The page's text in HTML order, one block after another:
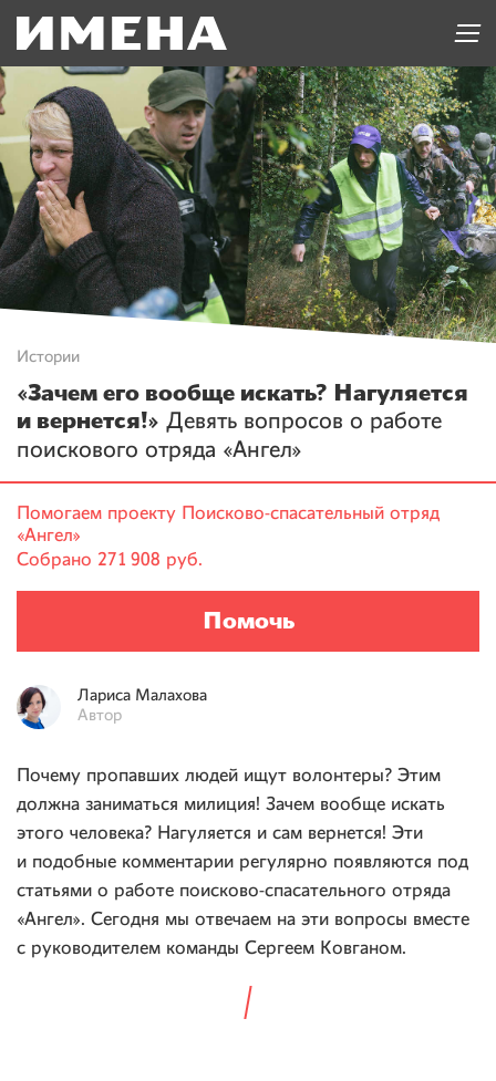
Истории
«Зачем его вообще искать? Нагуляется
и вернется!» Девять вопросов о работе
поискового отряда «Ангел»
Помогаем проекту Поисково-спасательный отряд
«Ангел»
Собрано 271 908 руб.
Помочь
Лариса Малахова
Автор
Почему пропавших людей ищут волонтеры? Этим
должна заниматься милиция! Зачем вообще искать
этого человека? Нагуляется и сам вернется! Эти
и подобные комментарии регулярно появляются под
статьями о работе поисково-спасательного отряда
«Ангел». Сегодня мы отвечаем на эти вопросы вместе
с руководителем команды Сергеем Ковганом.